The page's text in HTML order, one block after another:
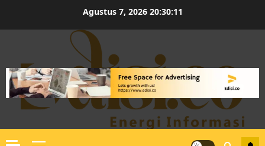
Agustus 7, 2026 20:30:11